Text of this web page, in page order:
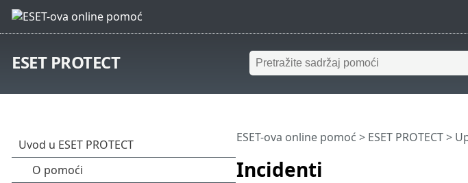
ESET PROTECT
Incidenti
ESET-ova online pomoć > ESET PROTECT>